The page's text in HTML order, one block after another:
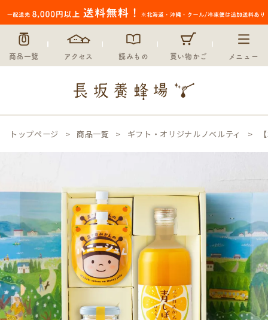
商品一覧 アクセス 読みもの 買い物かご メニュー
トップページ 商品一覧 ギフト・オリジナルノベルティ